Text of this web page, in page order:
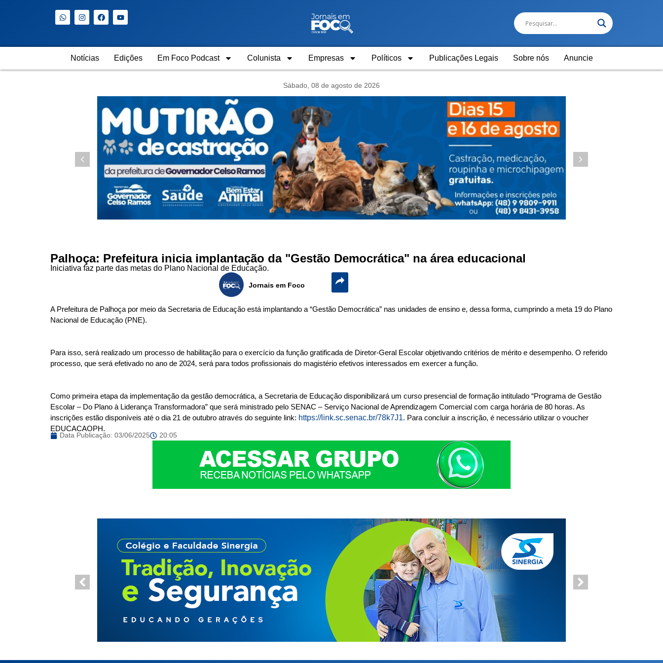
Notícias Edições Em Foco Podcast Colunista Empresas Políticos Publicações Legais Sobre nós Anuncie
Sábado, 08 de agosto de 2026
Palhoça: Prefeitura inicia implantação da "Gestão Democrática" na área educacional
Iniciativa faz parte das metas do Plano Nacional de Educação.
Jornais em Foco
A Prefeitura de Palhoça por meio da Secretaria de Educação está implantando a “Gestão Democrática” nas unidades de ensino e, dessa forma, cumprindo a meta 19 do Plano
Nacional de Educação (PNE).
Para isso, será realizado um processo de habilitação para o exercício da função gratificada de Diretor-Geral Escolar objetivando critérios de mérito e desempenho. O referido
processo, que será efetivado no ano de 2024, será para todos profissionais do magistério efetivos interessados em exercer a função.
Como primeira etapa da implementação da gestão democrática, a Secretaria de Educação disponibilizará um curso presencial de formação intitulado “Programa de Gestão
Escolar – Do Plano à Liderança Transformadora” que será ministrado pelo SENAC – Serviço Nacional de Aprendizagem Comercial com carga horária de 80 horas. As
inscrições estão disponíveis até o dia 21 de outubro através do seguinte link: https://link.sc.senac.br/78k7J1. Para concluir a inscrição, é necessário utilizar o voucher
EDUCACAOPH.
Data Publicação: 03/06/2025 20:05